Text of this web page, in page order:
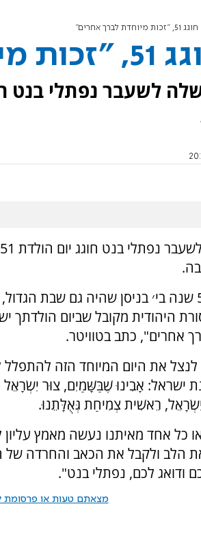
מיוחדת לברך אחרים"
אחרים"
"נולדתי לפני 51 שנה בי׳ בניסן שהיה גם שבת
היהודית מקובל שביום הולדתך
אחרים", כתב בטוויטר.
לנצל את היום המיוחד הזה להתפלל
ישראל: אָבִינוּ שֶׁבַּשָּׁמַיִם, צוּר יִשְׂרָאֵל
רֵאשִׁית צְמִיחַת גְּאֻלָּתֵנוּ.
כל אחד מאיתנו נעשה מאמץ
הלב ולקבל את הכאב והחרדה של
ודואג לכם, נפתלי בנט".
מצאתם טעות או פרסומת